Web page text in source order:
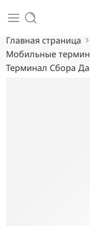
Главная страница
Мобильные
Терминал Сбора